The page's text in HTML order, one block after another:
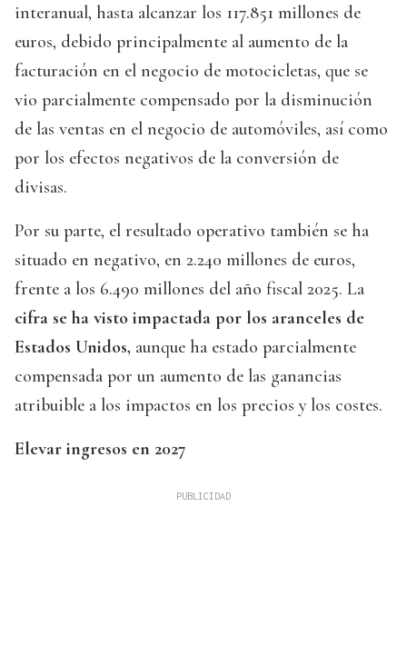
interanual, hasta alcanzar los 117.851 millones de
euros, debido principalmente al aumento de la
facturación en el negocio de motocicletas, que se
vio parcialmente compensado por la disminución
de las ventas en el negocio de automóviles, así como
por los efectos negativos de la conversión de
divisas.
Por su parte, el resultado operativo también se ha
situado en negativo, en 2.240 millones de euros,
frente a los 6.490 millones del año fiscal 2025. La
cifra se ha visto impactada por los aranceles de
Estados Unidos, aunque ha estado parcialmente
compensada por un aumento de las ganancias
atribuible a los impactos en los precios y los costes.
Elevar ingresos en 2027